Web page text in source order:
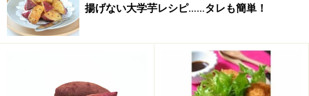
■エスカルゴバターソースステーキの材料
2枚（ステーキ用ヒレ
120g×2枚使用）
揚げない大学芋レシピ……タレも簡単！